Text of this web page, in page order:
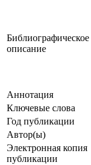
Библиографическое
описание
Аннотация
Ключевые cлова
Год публикации
Автор(ы)
Электронная копия
публикации